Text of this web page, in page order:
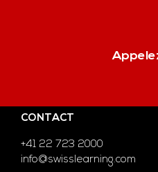
CONTACT
+41 22 723 2000
info@swisslearning.com